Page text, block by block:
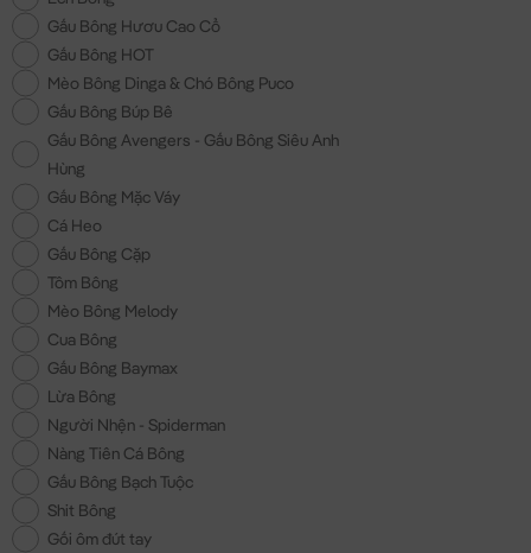
Gấu Bông Hươu Cao Cổ
Gấu Bông HOT
Mèo Bông Dinga & Chó Bông Puco
Gấu Bông Búp Bê
Gấu Bông Avengers - Gấu Bông Siêu Anh
Hùng
Gấu Bông Mặc Váy
Cá Heo
Gấu Bông Cặp
Tôm Bông
Mèo Bông Melody
Cua Bông
Gấu Bông Baymax
Lừa Bông
Người Nhện - Spiderman
Nàng Tiên Cá Bông
Gấu Bông Bạch Tuộc
Shit Bông
Gối ôm đút tay